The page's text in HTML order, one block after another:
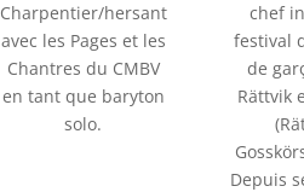
Charpentier/hersant
avec les Pages et les
Chantres du CMBV
en tant que baryton
solo.
chef
festival
de
Rättvik
Depuis